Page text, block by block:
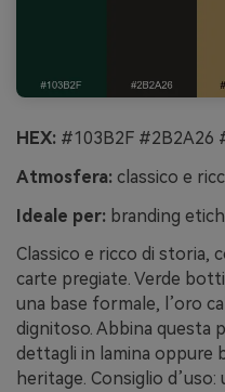
HEX: #103B2F #2B2A26
Atmosfera: classico e
Ideale per: branding
Classico e ricco di storia,
carte pregiate. Verde
una base formale, l’oro
dignitoso. Abbina questa
dettagli in lamina oppure
heritage. Consiglio